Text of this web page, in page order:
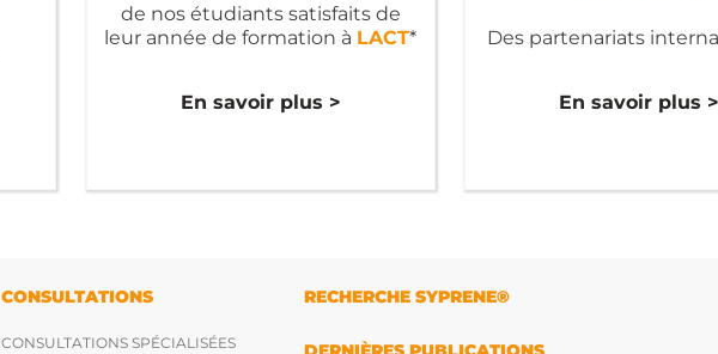
de nos étudiants satisfaits de
leur année de formation à LACT*
En savoir plus >
Des partenariats
En savoir plus >
CONSULTATIONS
CONSULTATIONS SPÉCIALISÉES
RECHERCHE SYPRENE®